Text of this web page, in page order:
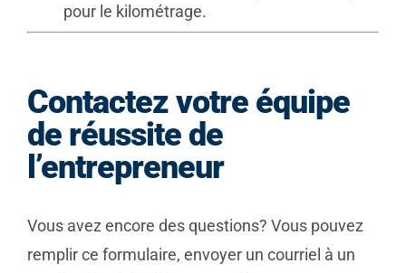
pour le kilométrage.
Contactez votre équipe
de réussite de
l’entrepreneur
Vous avez encore des questions? Vous pouvez
remplir ce formulaire, envoyer un courriel à un